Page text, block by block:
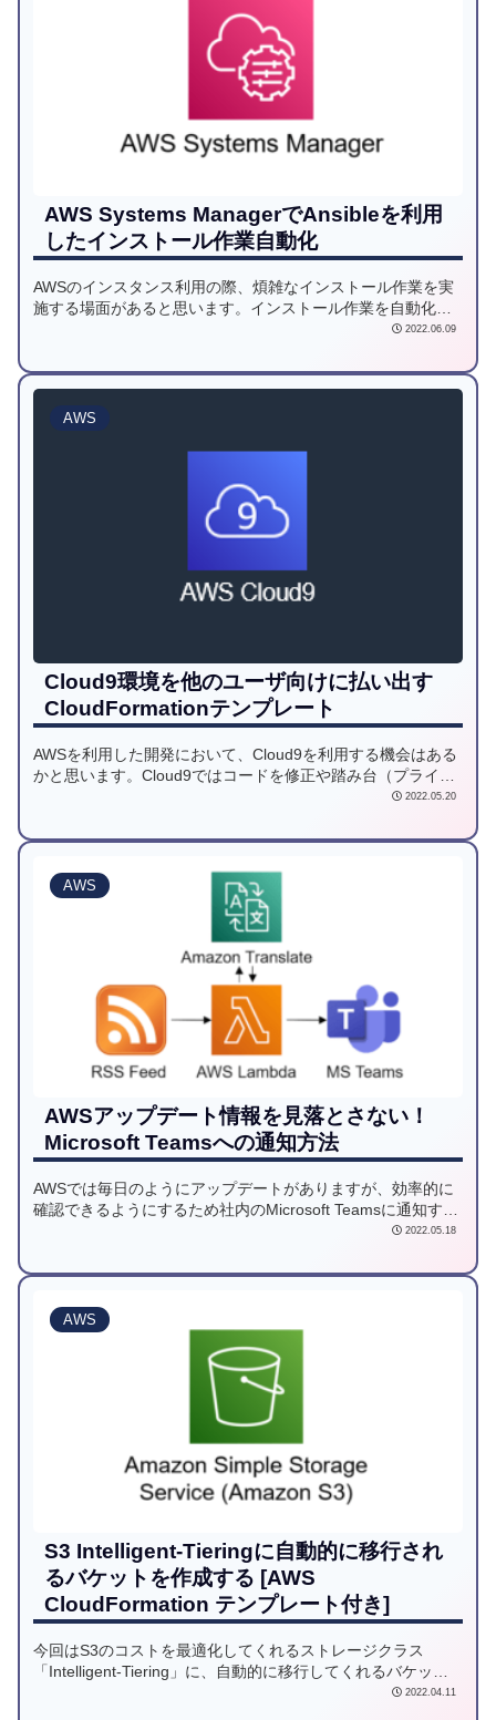
AWS Systems ManagerでAnsibleを利用
したインストール作業自動化
AWSのインスタンス利用の際、煩雑なインストール作業を実
施する場面があると思います。インストール作業を自動化す
るツールとしてはAnsibleが有名ですが、AWS Systems
はインスタンスへのdockerインストールを例に、AWS
Systems Manager上でのAnsibleの実行手順を記載します。
2022.06.09
AWS
Cloud9環境を他のユーザ向けに払い出す
CloudFormationテンプレート
AWSを利用した開発において、Cloud9を利用する機会はある
かと思います。Cloud9ではコードを修正や踏み台（プライベ
ートサブネットに存在するRDSやEC2にアクセスするため）
すCloudFormationテンプレートを用意しました。
2022.05.20
AWS
AWSアップデート情報を見落とさない！
Microsoft Teamsへの通知方法
AWSでは毎日のようにアップデートがありますが、効率的に
確認できるようにするため社内のMicrosoft Teamsに通知する
ようにしました。その仕組みをご紹介したいと思います。
2022.05.18
AWS
S3 Intelligent-Tieringに自動的に移行され
るバケットを作成する [AWS
CloudFormation テンプレート付き]
今回はS3のコストを最適化してくれるストレージクラス
「Intelligent-Tiering」に、自動的に移行してくれるバケット
をCloudFormationでサクッと作れるテンプレートを用意しま
2022.04.11